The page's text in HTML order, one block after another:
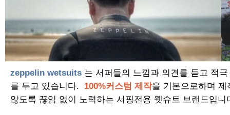
zeppelin wetsuits 는 서퍼들의 느낌과 의견를 듣고 적
를 두고 있습니다. 100%커스텀 제작을 기본으로하며
않도록 끊임 없이 노력하는 서핑전용 웻슈트 브랜드입니